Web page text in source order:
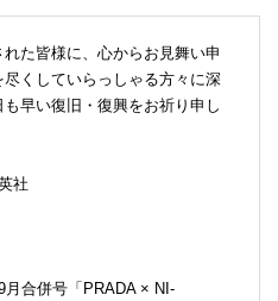
た皆様に、心からお見舞い申
くしていらっしゃる方々に深
早い復旧・復興をお祈り申し
社
合併号「PRADA × NI-